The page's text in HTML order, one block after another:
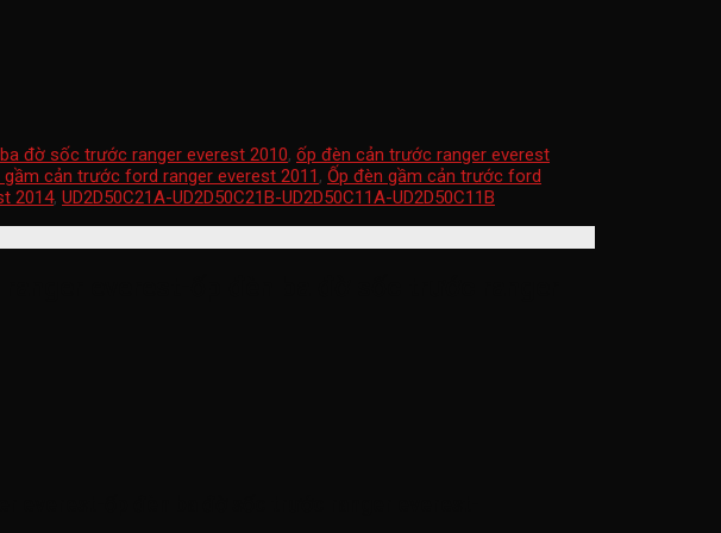
đờ sốc trước ranger everest 2010, ốp đèn cản trước ranger everest
gầm cản trước ford ranger everest 2011 , Ốp đèn gầm cản trước ford
2014, UD2D50C21A-UD2D50C21B-UD2D50C11A-UD2D50C11B